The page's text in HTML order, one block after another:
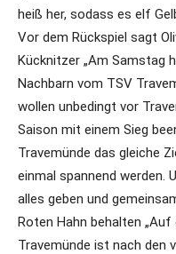
heiß her, sodass es elf
Vor dem Rückspiel sagt
Kücknitzer „Am Samstag
Nachbarn vom TSV
wollen unbedingt vor
Saison mit einem Sieg
Travemünde das gleiche
einmal spannend werden.
alles geben und
Roten Hahn behalten „Auf
Travemünde ist nach den